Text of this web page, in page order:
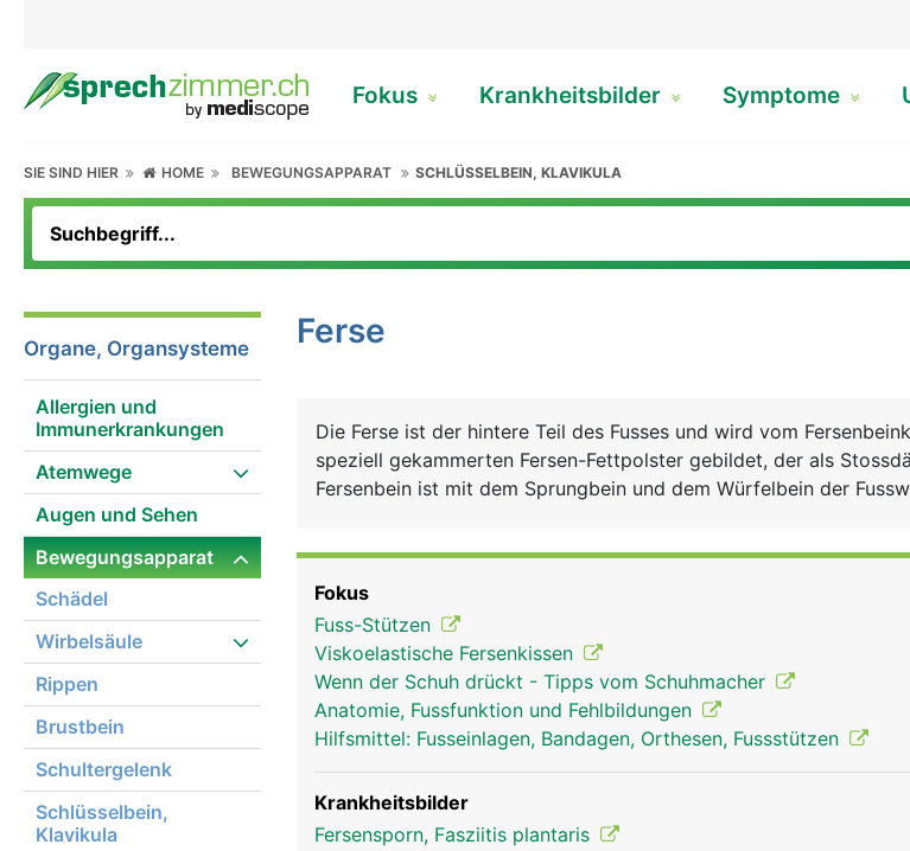
Fokus Krankheitsbilder Symptome
SIE SIND HIER HOME BEWEGUNGSAPPARAT SCHLÜSSELBEIN, KLAVIKULA
Organe, Organsysteme
Allergien und
Immunerkrankungen
Atemwege
Augen und Sehen
Bewegungsapparat
Schädel
Wirbelsäule
Rippen
Brustbein
Schultergelenk
Schlüsselbein,
Klavikula
Ferse
Die Ferse ist der hintere Teil des Fusses und wird vom
speziell gekammerten Fersen-Fettpolster gebildet, der als
Fersenbein ist mit dem Sprungbein und dem Würfelbein der
Gehen und Laufen ermöglicht.
Fokus
Fuss-Stützen
Viskoelastische Fersenkissen
Wenn der Schuh drückt - Tipps vom Schuhmacher
Anatomie, Fussfunktion und Fehlbildungen
Hilfsmittel: Fusseinlagen, Bandagen, Orthesen, Fussstützen
Krankheitsbilder
Fersensporn, Fasziitis plantaris